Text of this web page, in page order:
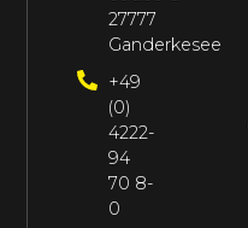
27777
Ganderkesee
+49
(0)
4222-
94
70 8-
0